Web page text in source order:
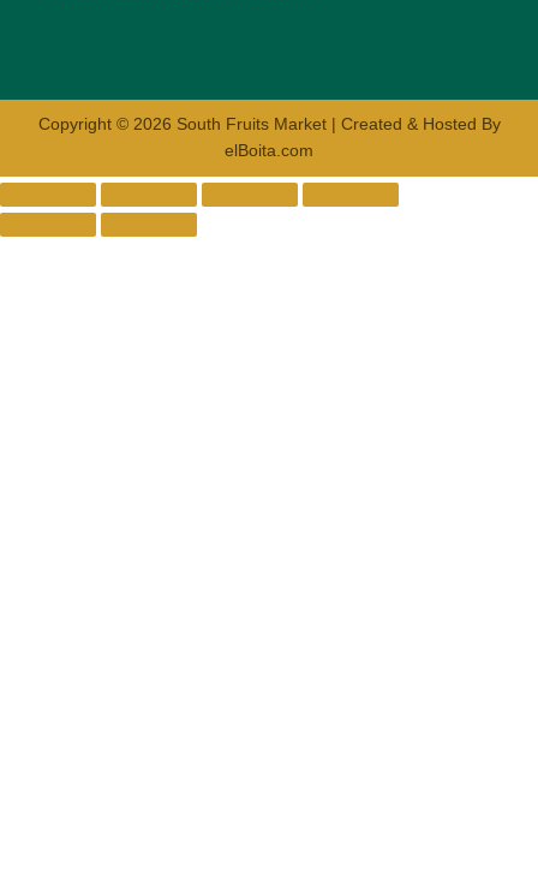
Copyright © 2026 South Fruits Market | Created & Hosted By
elBoita.com